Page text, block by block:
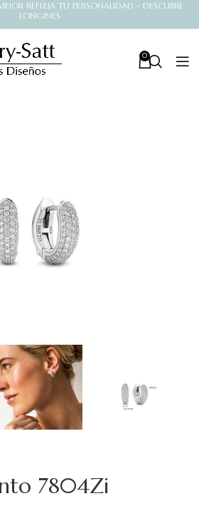
REFLEJA TU PERSONALIDAD - DESCUBRE
LONGINES
0
7804Zi